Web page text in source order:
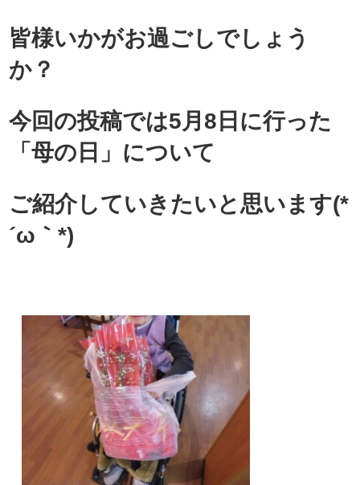
皆様いかがお過ごしでしょう
か？
今回の投稿では5月8日に行った
「母の日」について
ご紹介していきたいと思います(*
´ω｀*)